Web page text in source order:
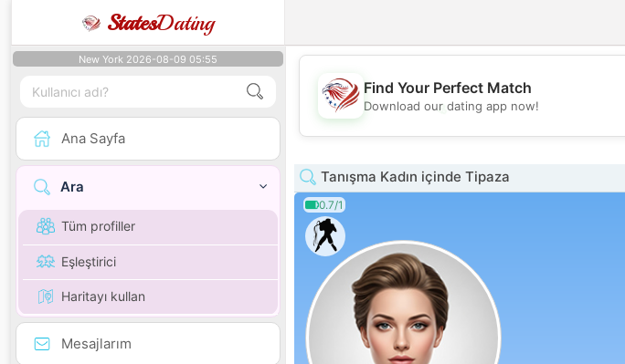
StatesDating
New York 2026-08-09 05:55
Ana Sayfa
Ara
Tüm profiller
Eşleştirici
Haritayı kullan
Mesajlarım
💖
Find Your Perfect Match
Download our dating app now!
Tanışma Kadın içinde Tipaza
0.7/1